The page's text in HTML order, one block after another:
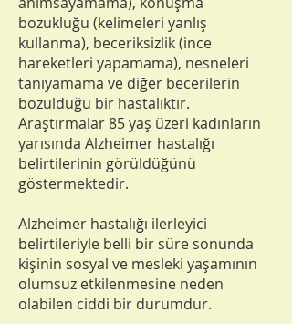
bozukluğu (kelimeleri yanlış
kullanma), beceriksizlik (ince
hareketleri yapamama), nesneleri
tanıyamama ve diğer becerilerin
bozulduğu bir hastalıktır.
Araştırmalar 85 yaş üzeri kadınların
yarısında Alzheimer hastalığı
belirtilerinin görüldüğünü
göstermektedir.
Alzheimer hastalığı ilerleyici
belirtileriyle belli bir süre sonunda
kişinin sosyal ve mesleki yaşamının
olumsuz etkilenmesine neden
olabilen ciddi bir durumdur.